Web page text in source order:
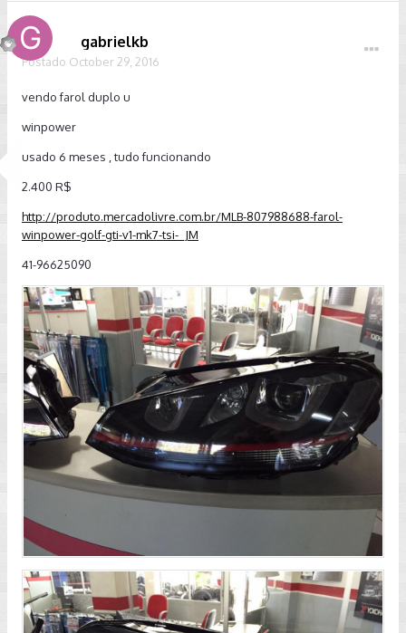
gabrielkb
Postado October 29, 2016
vendo farol duplo u
winpower
usado 6 meses , tudo funcionando
2.400 R$
http://produto.mercadolivre.com.br/MLB-807988688-farol-
winpower-golf-gti-v1-mk7-tsi-_JM
41-96625090